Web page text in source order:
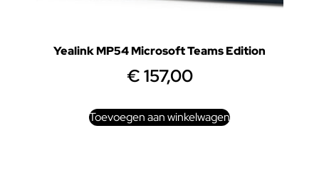
Yealink MP54 Microsoft Teams Edition
€157,00
Toevoegen aan winkelwagen